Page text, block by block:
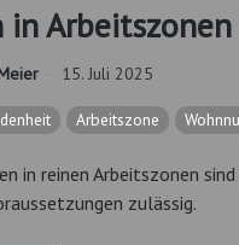
in Arbeitszonen
15. Juli 2025
Arbeitszone
in reinen Arbeitszonen
zulässig.